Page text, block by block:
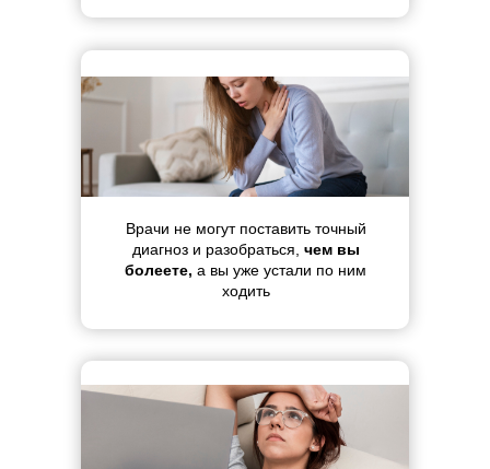
Врачи не могут поставить точный
диагноз и разобраться, чем вы
болеете, а вы уже устали по ним
ходить